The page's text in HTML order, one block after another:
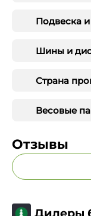
Подвеска
Шины и
Страна
Весовые
Отзывы
Дилеры